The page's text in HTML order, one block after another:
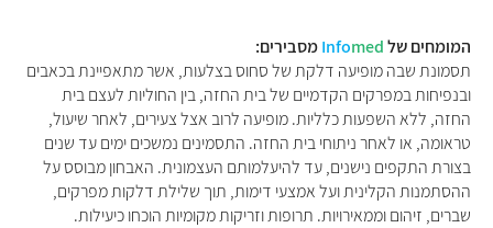
המומחים של Infomed
מסבירים:
תסמונת שבה מופיעה דלקת של סחוס בצלעות, אשר מתאפיינת בכאבים
ובנפיחות במפרקים הקדמיים של בית החזה, בין החוליות לעצם בית
החזה, ללא השפעות כלליות. מופיעה לרוב אצל צעירים, לאחר שיעול,
טראומה, או לאחר ניתוחי בית החזה. התסמינים נמשכים ימים עד שנים
בצורת התקפים נישנים, עד להיעלמותם העצמונית. האבחון מבוסס על
ההסתמנות הקלינית ועל אמצעי דימות, תוך שלילת דלקות מפרקים,
שברים, זיהום וממאירויות. תרופות וזריקות מקומיות הוכחו כיעילות.